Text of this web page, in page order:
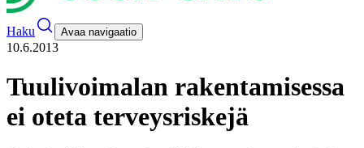
Haku Avaa navigaatio
10.6.2013
Tuulivoimalan rakentamisessa
ei oteta terveysriskejä